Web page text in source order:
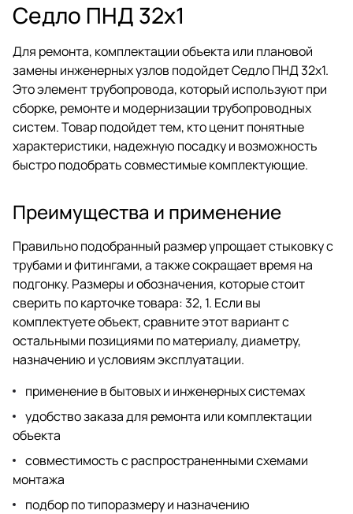
Седло ПНД 32х1
Для ремонта, комплектации объекта или плановой
замены инженерных узлов подойдет Седло ПНД 32х1.
Это элемент трубопровода, который используют при
сборке, ремонте и модернизации трубопроводных
систем. Товар подойдет тем, кто ценит понятные
характеристики, надежную посадку и возможность
быстро подобрать совместимые комплектующие.
Преимущества и применение
Правильно подобранный размер упрощает стыковку с
трубами и фитингами, а также сокращает время на
подгонку. Размеры и обозначения, которые стоит
сверить по карточке товара: 32, 1. Если вы
комплектуете объект, сравните этот вариант с
остальными позициями по материалу, диаметру,
назначению и условиям эксплуатации.
применение в бытовых и инженерных системах
удобство заказа для ремонта или комплектации
объекта
совместимость с распространенными схемами
монтажа
подбор по типоразмеру и назначению